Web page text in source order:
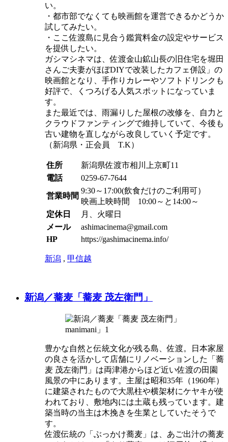
い。
・都市部でなくても映画館を運営できるかどうか
試してみたい。
・ここ佐渡島に見合う鑑賞料金の設定やサービス
を提供したい。
ガシマシネマは、佐渡金山鉱山長の旧住宅を堀田
さんご夫妻がほぼDIYで改装したカフェ併設」の
映画館となり、手作りカレーやソフトドリンクも
好評で、くつろげる人気スポットになっていま
す。
また最近では、雨漏りした屋根の改修を、自力と
クラウドファンティングで維持していて、今後も
古い建物を直しながら改良していく予定です。
（新潟県・正会員 T.K）
住所
新潟県佐渡市相川上京町11
電話
0259-67-7644
営業時間
9:30～17:00(飲食だけのご利用可）
映画上映時間 10:00～と14:00～
定休日
月、火曜日
メール
ashimacinema@gmail.com
HP
https://gashimacinema.info/
新潟 , 甲信越
新潟／蕎麦「蕎麦 茂左衛門」
豊かな自然と伝統文化が残る島、佐渡。日本家屋
の良さを活かして店舗にリノベーションした「蕎
麦 茂左衛門」は両津港からほど近い佐渡の田園
風景の中にあります。主屋は昭和35年（1960年）
に建築されたもので大黒柱や横架材にケヤキが使
われており、敷地内には土蔵も残っています。建
築当時の当主は木挽きを生業としていたそうで
す。
佐渡伝統の「ぶっかけ蕎麦」は、あご出汁の蕎麦